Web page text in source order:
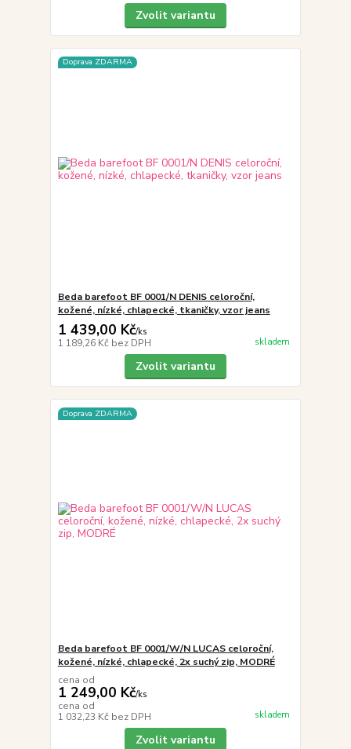
Zvolit variantu
Doprava ZDARMA
Beda barefoot BF 0001/N DENIS celoroční,
kožené, nízké, chlapecké, tkaničky, vzor jeans
1 439,00 Kč/ks
1 189,26 Kč bez DPH skladem
Zvolit variantu
Doprava ZDARMA
Beda barefoot BF 0001/W/N LUCAS celoroční,
kožené, nízké, chlapecké, 2x suchý zip, MODRÉ
cena od
1 249,00 Kč/ks
cena od
1 032,23 Kč bez DPH skladem
Zvolit variantu